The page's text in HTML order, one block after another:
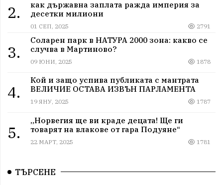
2.
как държавна заплата ражда империя за
десетки милиони
01 СЕП, 2025 2791
3.
Соларен парк в НАТУРА 2000 зона: какво се
случва в Мартиново?
09 ЮНИ, 2025 1878
4.
Кой и защо успива публиката с мантрата
ВЕЛИЧИЕ ОСТАВА ИЗВЪН ПАРЛАМЕНТА
19 ЯНУ, 2025 1787
5.
„Норвегия ще ви краде децата! Ще ги
товарят на влакове от гара Подуяне“
22 МАРТ, 2025 1781
ТЪРСЕНЕ